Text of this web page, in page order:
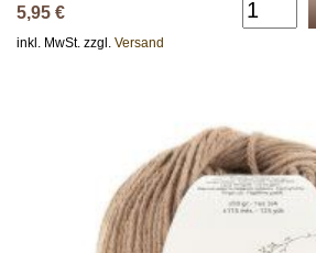
5,95 €
inkl. MwSt. zzgl. Versand